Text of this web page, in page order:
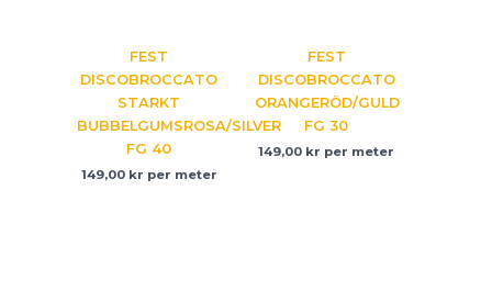
FEST
DISCOBROCCATO
STARKT
BUBBELGUMSROSA/SILVER
FG 40
149,00 kr per meter
FEST
DISCOBROCCATO
ORANGERÖD/GULD
FG 30
149,00 kr per meter